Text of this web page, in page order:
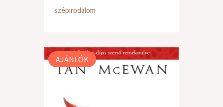
szépirodalom
AJÁNLÓK